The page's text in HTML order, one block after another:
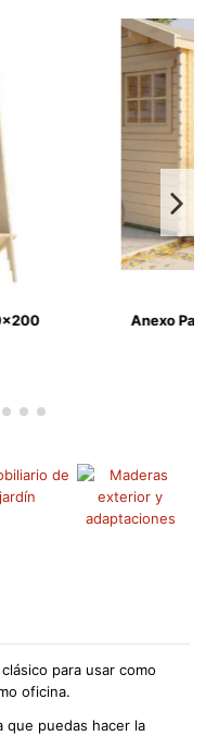
Cabaña - 160x220 Cms
para usar como
oficina.
que puedas hacer la